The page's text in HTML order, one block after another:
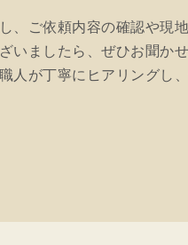
、ご依頼内容の確認や現
いましたら、ぜひお聞かせ
人が丁寧にヒアリングし